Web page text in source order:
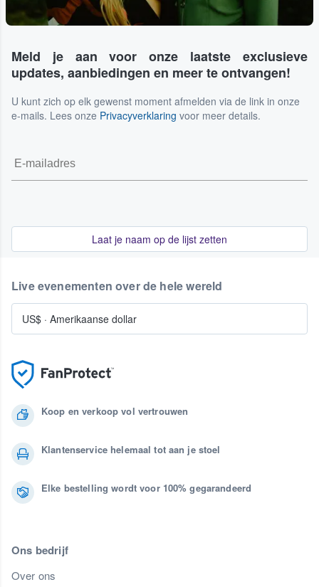
Meld je aan voor onze laatste exclusieve
updates, aanbiedingen en meer te ontvangen!
U kunt zich op elk gewenst moment afmelden via de link in onze
e-mails. Lees onze Privacyverklaring voor meer details.
Laat je naam op de lijst zetten
Koop en verkoop vol vertrouwen
Klantenservice helemaal tot aan je stoel
Elke bestelling wordt voor 100% gegarandeerd
Ons bedrijf
Over ons
Live evenementen over de hele wereld
US$ · Amerikaanse dollar